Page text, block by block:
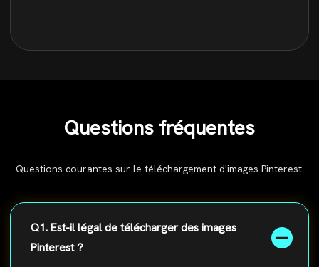
Questions fréquentes
Questions courantes sur le téléchargement d'images Pinterest.
Q1. Est-il légal de télécharger des images
Pinterest ?